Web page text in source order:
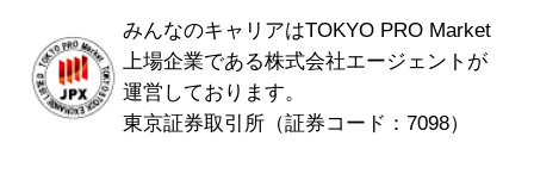
みんなのキャリアはTOKYO PRO Market
上場企業である株式会社エージェントが
運営しております。
東京証券取引所（証券コード：7098）